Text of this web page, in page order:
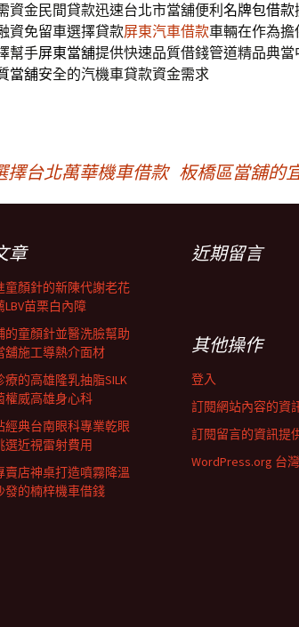
資金民間貸款迅速台北市當舖便利 名牌包借款
資免留車選擇貸款屏東汽車借款車輛在作為
幫手屏東當舖提供快速品質借錢管道精品典
當舖安全的汽機車貸款資金需求
擇台北萬華機車借款 板橋區當舖的
章
童顏針的新陳代謝老花
LBV苗栗白內障
的童顏針並醫洗臉幫助
舖施工導熱介面材
療的高雄隆乳抽脂SILK
權威高雄身心科
經典台南眼科專業乾眼
選近視雷射費用
賣店神桌打造噴霧降溫
發的楠梓機車借錢
近期留言
其他操作
登入
訂閱網站內容的資
訂閱留言的資訊提
WordPress.org 台